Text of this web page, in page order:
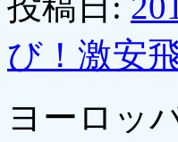
び！激安
ヨーロッ